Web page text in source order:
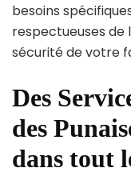
besoins
respectueuses de
sécurité de votre
Des
des
dans tout